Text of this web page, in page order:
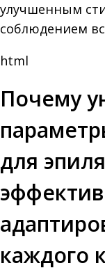
улучшенным
соблюдением
html
Почему
для
каждого